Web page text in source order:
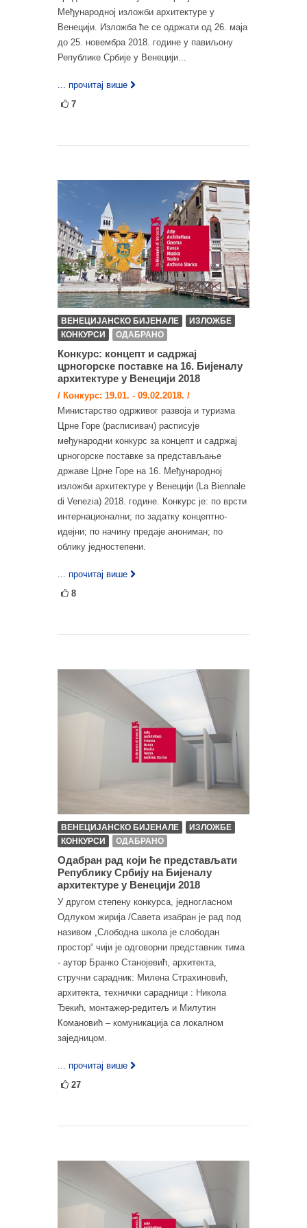
Међународној изложби архитектуре у
Венецији. Изложба ће се одржати од 26. маја
до 25. новембра 2018. године у павиљону
Републике Србије у Венецији...
... прочитај више
7
ВЕНЕЦИЈАНСКО БИЈЕНАЛЕ
ИЗЛОЖБЕ
КОНКУРСИ
ОДАБРАНО
Конкурс: концепт и садржај
црногорске поставке на 16. Бијеналу
архитектуре у Венецији 2018
/ Конкурс: 19.01. - 09.02.2018. /
Министарство одрживог развоја и туризма
Црне Горе (расписивач) расписује
међународни конкурс за концепт и садржај
црногорске поставке за представљање
државе Црне Горе на 16. Међународној
изложби архитектуре у Венецији (La Biennale
di Venezia) 2018. године. Конкурс је: по врсти
интернационални; по задатку концептно‐
идејни; по начину предаје анониман; по
облику једностепени.
... прочитај више
8
ВЕНЕЦИЈАНСКО БИЈЕНАЛЕ
ИЗЛОЖБЕ
КОНКУРСИ
ОДАБРАНО
Одабран рад који ће представљати
Републику Србију на Бијеналу
архитектуре у Венецији 2018
У другом степену конкурса, једногласном
Одлуком жирија /Савета изабран је рад под
називом „Слободна школа је слободан
простор“ чији је одговорни представник тима
- аутор Бранко Станојевић, архитекта,
стручни сарадник: Милена Страхиновић,
архитекта, технички сарадници : Никола
Ђекић, монтажер-редитељ и Милутин
Комановић – комуникација са локалном
заједницом.
... прочитај више
27